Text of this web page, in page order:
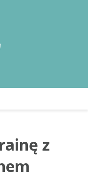
z